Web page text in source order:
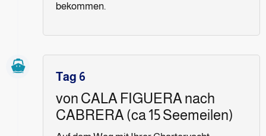
bekommen.
Tag 6
von CALA FIGUERA nach
CABRERA (ca 15 Seemeilen)